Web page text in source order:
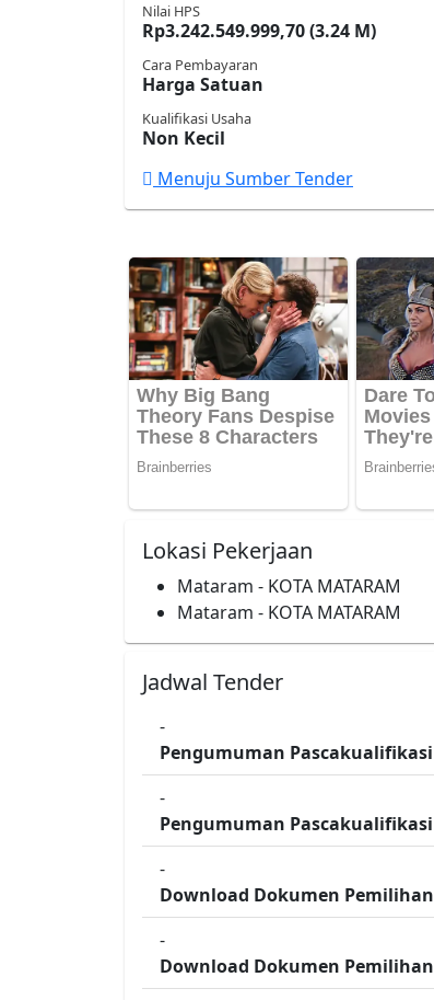
Nilai HPS
Rp3.242.549.999,70 (3.24 M)
Cara Pembayaran
Harga Satuan
Kualifikasi Usaha
Non Kecil
Menuju Sumber Tender
Lokasi Pekerjaan
Mataram - KOTA MATARAM
Mataram - KOTA MATARAM
Jadwal Tender
-
Pengumuman Pascakualifikasi
-
Pengumuman Pascakualifikasi
-
Download Dokumen Pemilihan
-
Download Dokumen Pemilihan